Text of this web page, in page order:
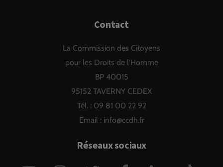
Back
Top
Contact
La Commission des Citoyens
pour les Droits de l'Homme
BP 40015
95152 TAVERNY CEDEX
Tél. : 09 81 00 22 92
Email : info@ccdh.fr
Réseaux sociaux
YouTube Instagram Twitter Facebook LinkedIn